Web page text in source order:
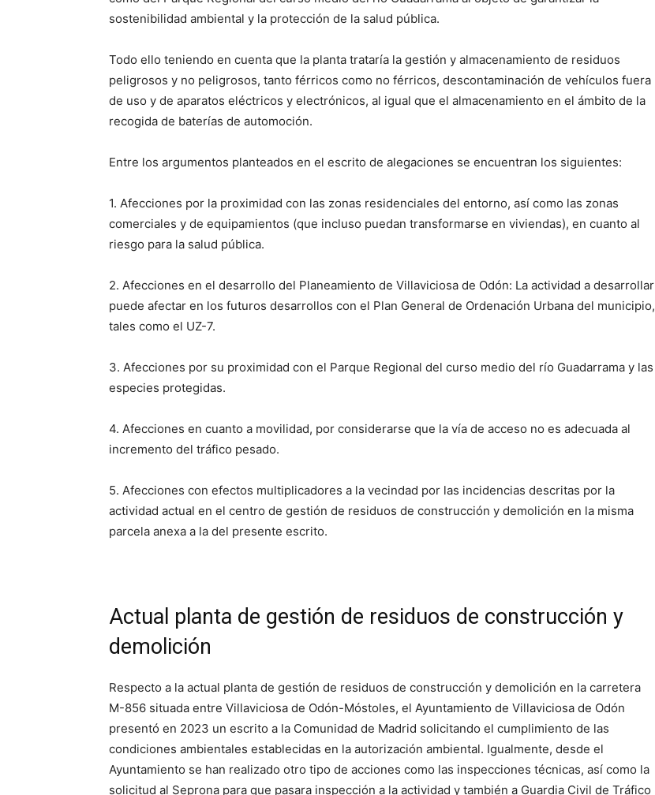
sostenibilidad ambiental y la protección de la salud pública.
Todo ello teniendo en cuenta que la planta trataría la gestión y almacenamiento de residuos
peligrosos y no peligrosos, tanto férricos como no férricos, descontaminación de vehículos fuera
de uso y de aparatos eléctricos y electrónicos, al igual que el almacenamiento en el ámbito de la
recogida de baterías de automoción.
Entre los argumentos planteados en el escrito de alegaciones se encuentran los siguientes:
1. Afecciones por la proximidad con las zonas residenciales del entorno, así como las zonas
comerciales y de equipamientos (que incluso puedan transformarse en viviendas), en cuanto al
riesgo para la salud pública.
2. Afecciones en el desarrollo del Planeamiento de Villaviciosa de Odón: La actividad a desarrollar
puede afectar en los futuros desarrollos con el Plan General de Ordenación Urbana del municipio,
tales como el UZ-7.
3. Afecciones por su proximidad con el Parque Regional del curso medio del río Guadarrama y las
especies protegidas.
4. Afecciones en cuanto a movilidad, por considerarse que la vía de acceso no es adecuada al
incremento del tráfico pesado.
5. Afecciones con efectos multiplicadores a la vecindad por las incidencias descritas por la
actividad actual en el centro de gestión de residuos de construcción y demolición en la misma
parcela anexa a la del presente escrito.
Actual planta de gestión de residuos de construcción y
demolición
Respecto a la actual planta de gestión de residuos de construcción y demolición en la carretera
M-856 situada entre Villaviciosa de Odón-Móstoles, el Ayuntamiento de Villaviciosa de Odón
presentó en 2023 un escrito a la Comunidad de Madrid solicitando el cumplimiento de las
condiciones ambientales establecidas en la autorización ambiental. Igualmente, desde el
Ayuntamiento se han realizado otro tipo de acciones como las inspecciones técnicas, así como la
solicitud al Seprona para que pasara inspección a la actividad y también a Guardia Civil de Tráfico